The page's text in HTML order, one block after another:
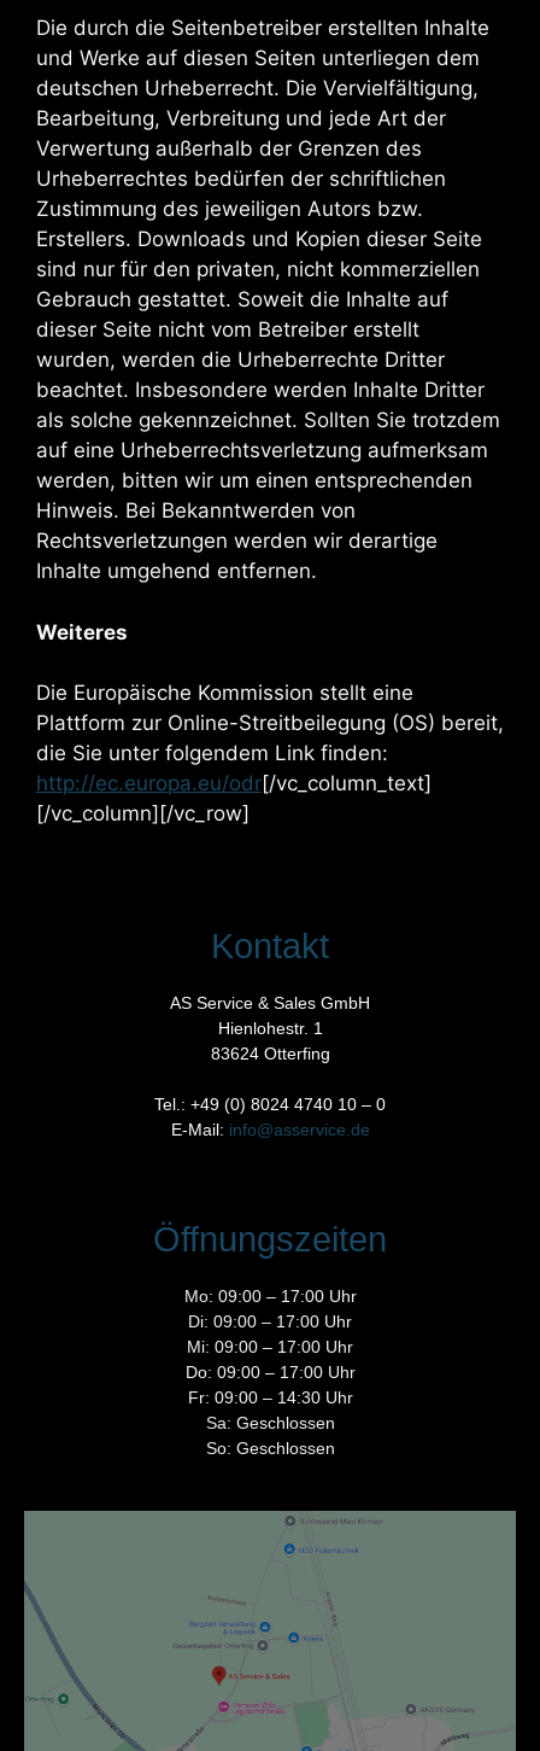
Die durch die Seitenbetreiber erstellten Inhalte
und Werke auf diesen Seiten unterliegen dem
deutschen Urheberrecht. Die Vervielfältigung,
Bearbeitung, Verbreitung und jede Art der
Verwertung außerhalb der Grenzen des
Urheberrechtes bedürfen der schriftlichen
Zustimmung des jeweiligen Autors bzw.
Erstellers. Downloads und Kopien dieser Seite
sind nur für den privaten, nicht kommerziellen
Gebrauch gestattet. Soweit die Inhalte auf
dieser Seite nicht vom Betreiber erstellt
wurden, werden die Urheberrechte Dritter
beachtet. Insbesondere werden Inhalte Dritter
als solche gekennzeichnet. Sollten Sie trotzdem
auf eine Urheberrechtsverletzung aufmerksam
werden, bitten wir um einen entsprechenden
Hinweis. Bei Bekanntwerden von
Rechtsverletzungen werden wir derartige
Inhalte umgehend entfernen.
Weiteres
Die Europäische Kommission stellt eine
Plattform zur Online-Streitbeilegung (OS) bereit,
die Sie unter folgendem Link finden:
http://ec.europa.eu/odr[/vc_column_text]
[/vc_column][/vc_row]
Kontakt
AS Service & Sales GmbH
Hienlohestr. 1
83624 Otterfing
Tel.: +49 (0) 8024 4740 10 – 0
E-Mail: info@asservice.de
Öffnungszeiten
Mo: 09:00 – 17:00 Uhr
Di: 09:00 – 17:00 Uhr
Mi: 09:00 – 17:00 Uhr
Do: 09:00 – 17:00 Uhr
Fr: 09:00 – 14:30 Uhr
Sa: Geschlossen
So: Geschlossen